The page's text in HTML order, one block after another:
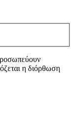
η διόρθωση